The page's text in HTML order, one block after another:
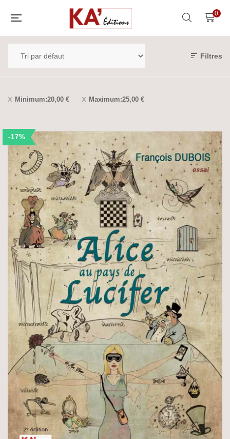
0
Filtres
Minimum:20,00 € Maximum:25,00 €
-17%